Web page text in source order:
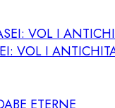
VOL I